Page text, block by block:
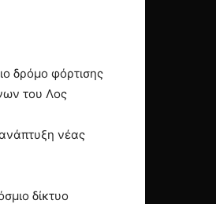
δρόμο φόρτισης
του Λος
νέας
δίκτυο